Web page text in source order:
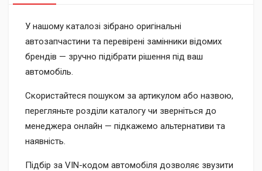
У нашому каталозі зібрано оригінальні
автозапчастини та перевірені замінники відомих
брендів — зручно підібрати рішення під ваш
автомобіль.
Скористайтеся пошуком за артикулом або назвою,
перегляньте розділи каталогу чи зверніться до
менеджера онлайн — підкажемо альтернативи та
наявність.
Підбір за VIN-кодом автомобіля дозволяє звузити